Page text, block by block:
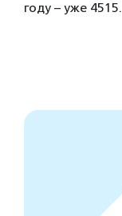
году – уже 4515.